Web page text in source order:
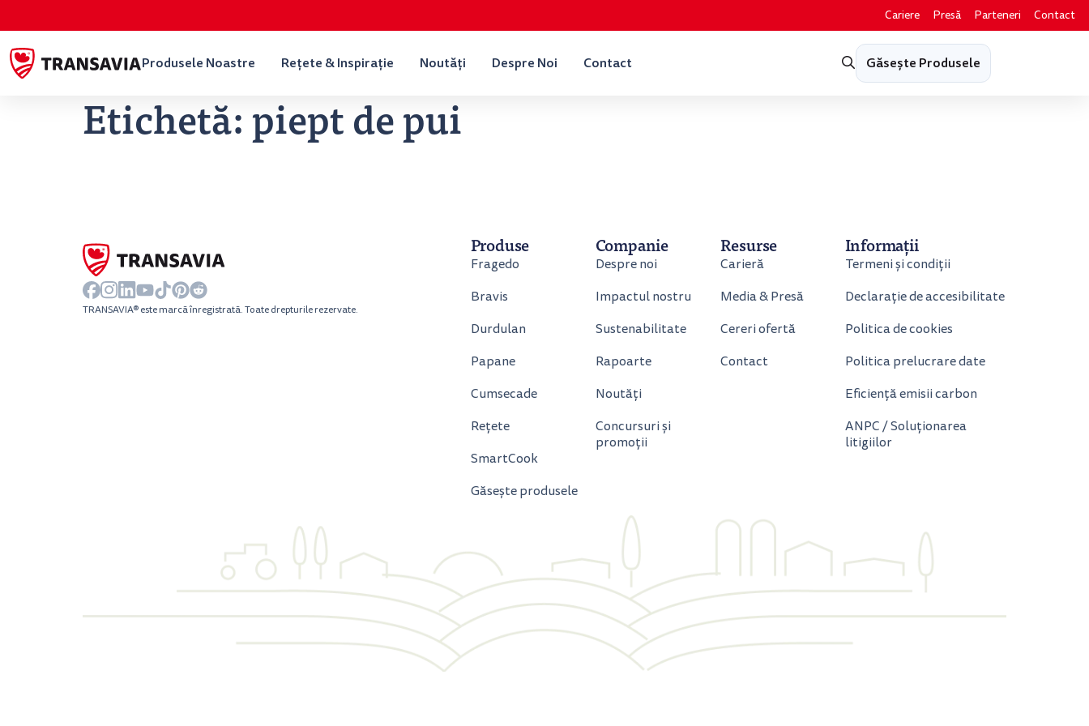
Cariere Presă Parteneri Contact
Produsele Noastre Rețete & Inspirație Noutăți Despre Noi Contact Găsește Produsele
Etichetă: piept de pui
TRANSAVIA® este marcă înregistrată. Toate drepturile rezervate.
Produse
Fragedo
Bravis
Durdulan
Papane
Cumsecade
Rețete
SmartCook
Găsește produsele
Companie
Despre noi
Impactul nostru
Sustenabilitate
Rapoarte
Noutăți
Concursuri și
promoții
Resurse
Carieră
Media & Presă
Cereri ofertă
Contact
Informații
Termeni și condiții
Declarație de accesibilitate
Politica de cookies
Politica prelucrare date
Eficiență emisii carbon
ANPC / Soluționarea
litigiilor